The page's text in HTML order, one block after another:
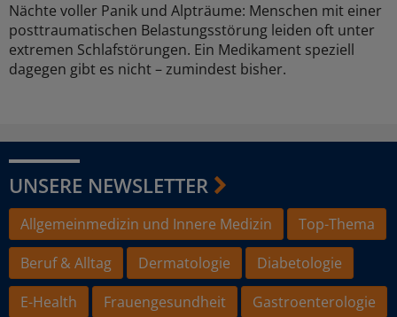
Nächte voller Panik und Alpträume: Menschen mit einer
posttraumatischen Belastungsstörung leiden oft unter
extremen Schlafstörungen. Ein Medikament speziell
dagegen gibt es nicht – zumindest bisher.
UNSERE NEWSLETTER
Allgemeinmedizin und Innere Medizin
Top-Thema
Beruf & Alltag
Dermatologie
Diabetologie
E-Health
Frauengesundheit
Gastroenterologie